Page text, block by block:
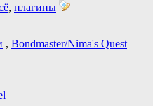
, плагины
, Bondmaster/Nima's Quest